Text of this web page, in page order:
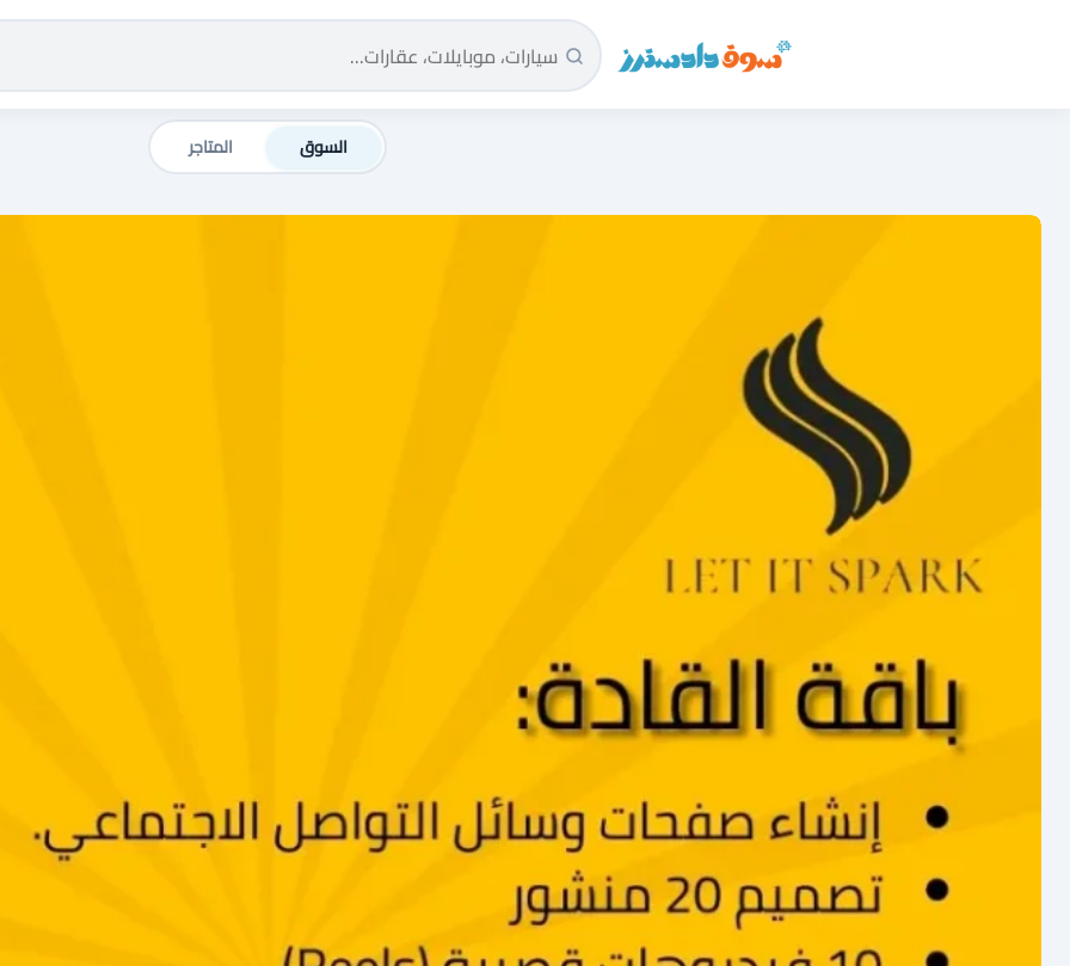
سوق دادسترز الرئيسية
السوق المتاجر